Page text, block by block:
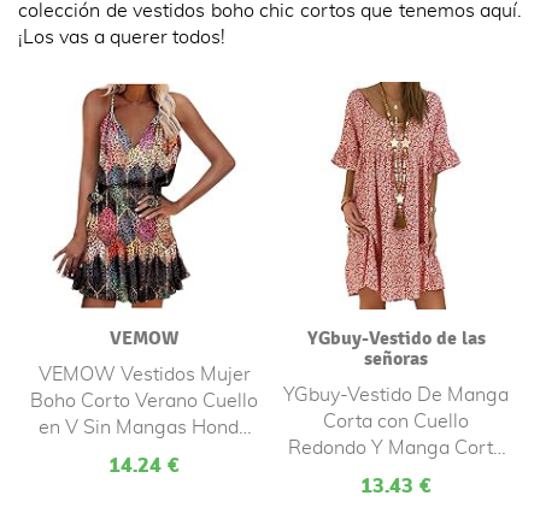
colección de vestidos boho chic cortos que tenemos aquí.
¡Los vas a querer todos!
VEMOW
VEMOW Vestidos Mujer
Boho Corto Verano Cuello
en V Sin Mangas Honda
con Estampado Floral
14.24 €
YGbuy-Vestido de las
señoras
YGbuy-Vestido De Manga
Corta con Cuello
Redondo Y Manga Corta
con Volantes Y Manga
13.43 €